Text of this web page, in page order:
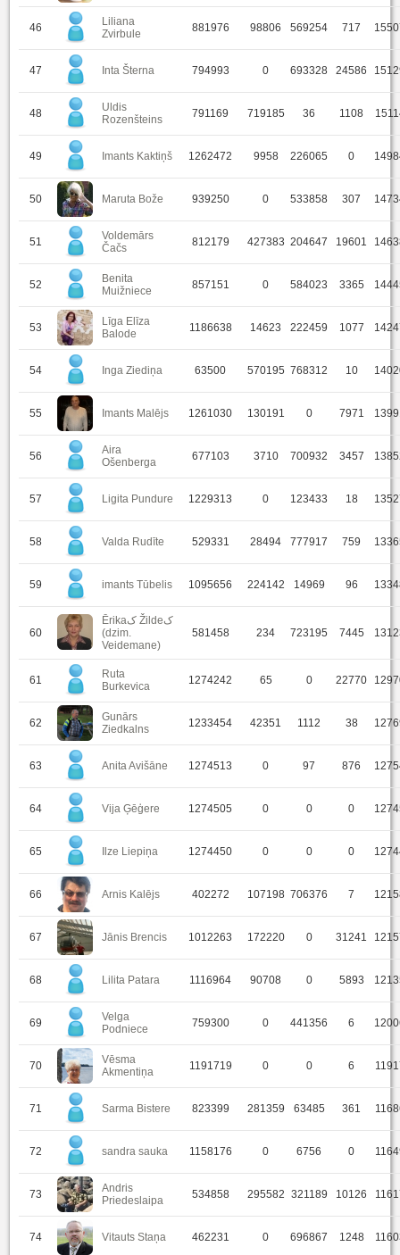
46
Liliana
Zvirbule
881976 98806 569254 717
47 Inta Šterna 794993 0 693328 24586
48
Uldis
Rozenšteins
791169 719185 36 1108
49 Imants Kaktiņš 1262472 9958 226065 0
50 Maruta Bože 939250 0 533858 307
51
Voldemārs
Čačs
812179 427383 204647 19601
52
Benita
Muižniece
857151 0 584023 3365
53
Līga Elīza
Balode
1186638 14623 222459 1077
54 Inga Ziediņa 63500 570195 768312 10
55 Imants Malējs 1261030 130191 0 7971
56
Aira
Ošenberga
677103 3710 700932 3457
57 Ligita Pundure 1229313 0 123433 18
58 Valda Rudīte 529331 28494 777917 759
59 imants Tūbelis 1095656 224142 14969 96
60
Ērikaﮎ Žildeﮎ
(dzim.
Veidemane)
581458 234 723195 7445
61
Ruta
Burkevica
1274242 65 0 22770
62
Gunārs
Ziedkalns
1233454 42351 1112 38
63 Anita Avišāne 1274513 0 97 876
64 Vija Ģēģere 1274505 0 0 0
65 Ilze Liepiņa 1274450 0 0 0
66 Arnis Kalējs 402272 107198 706376 7
67 Jānis Brencis 1012263 172220 0 31241
68 Lilita Patara 1116964 90708 0 5893
69
Velga
Podniece
759300 0 441356 6
70
Vēsma
Akmentiņa
1191719 0 0 6
71 Sarma Bistere 823399 281359 63485 361
72 sandra sauka 1158176 0 6756 0
73
Andris
Priedeslaipa
534858 295582 321189 10126
74 Vitauts Staņa 462231 0 696867 1248